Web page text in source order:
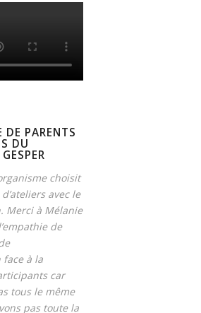
DE PARENTS
DU
choisit
avec le
Merci à Mélanie
de
à la
car
tous le même
pas toute la